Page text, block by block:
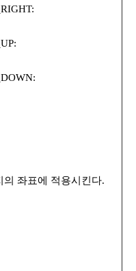
좌표에 적용시킨다.